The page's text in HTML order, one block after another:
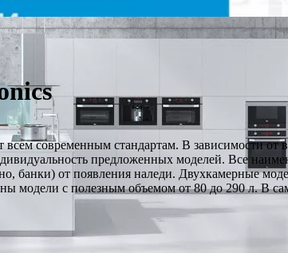
современным стандартам. В зависимости
предложенных моделей. Все
банки) от появления наледи. Двухкамерные
модели с полезным объемом от 80 до 290 л. В